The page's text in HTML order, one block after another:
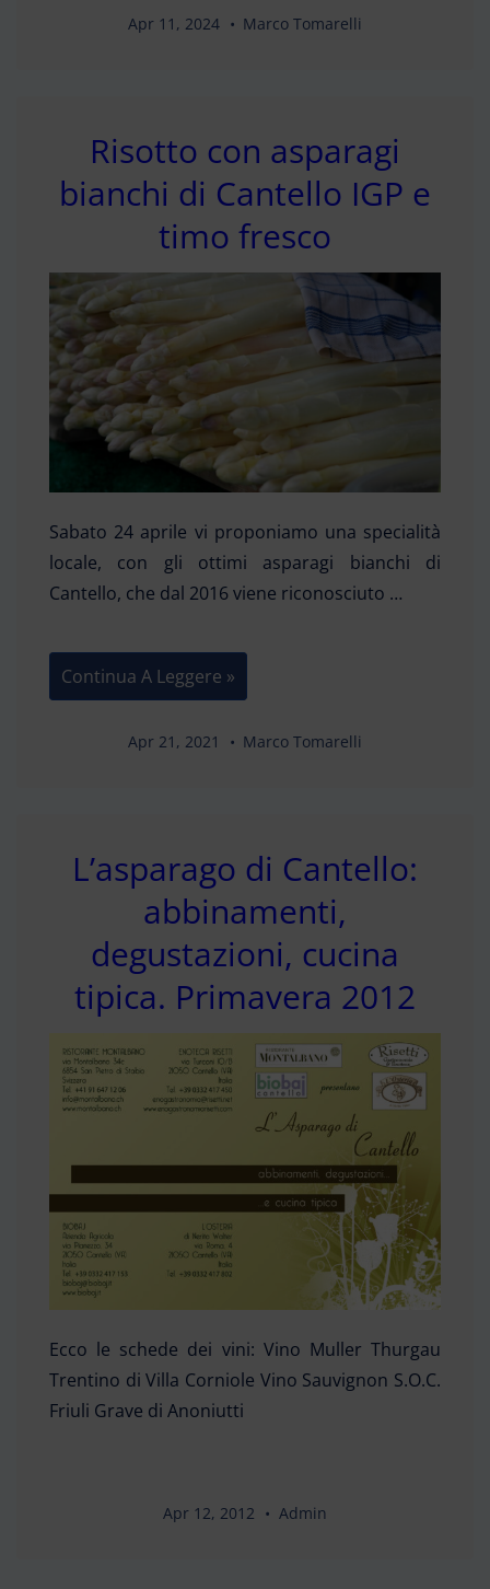
Apr 11, 2024 Marco Tomarelli
Risotto con asparagi
bianchi di Cantello IGP e
timo fresco
Sabato 24 aprile vi proponiamo una specialità
locale, con gli ottimi asparagi bianchi di
Cantello, che dal 2016 viene riconosciuto …
Risotto
Con
Asparagi
Continua A Leggere »
Apr 21, 2021 Marco Tomarelli
L’asparago di Cantello:
abbinamenti,
degustazioni, cucina
tipica. Primavera 2012
Ecco le schede dei vini: Vino Muller Thurgau
Trentino di Villa Corniole Vino Sauvignon S.O.C.
Friuli Grave di Anoniutti
Apr 12, 2012 Admin